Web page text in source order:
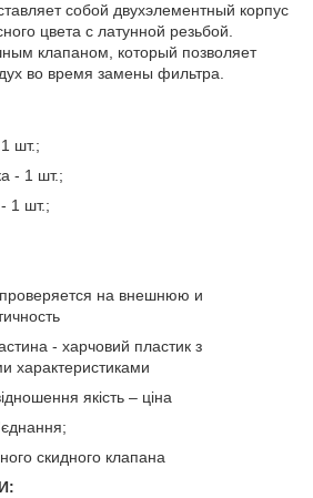
собой двухэлементный корпус
цвета с латунной резьбой.
клапаном, который позволяет
во время замены фильтра.
шт.;
- 1 шт.;
1 шт.;
на внешнюю и
- харчовий пластик з
характеристиками
якість – ціна
скидного клапана